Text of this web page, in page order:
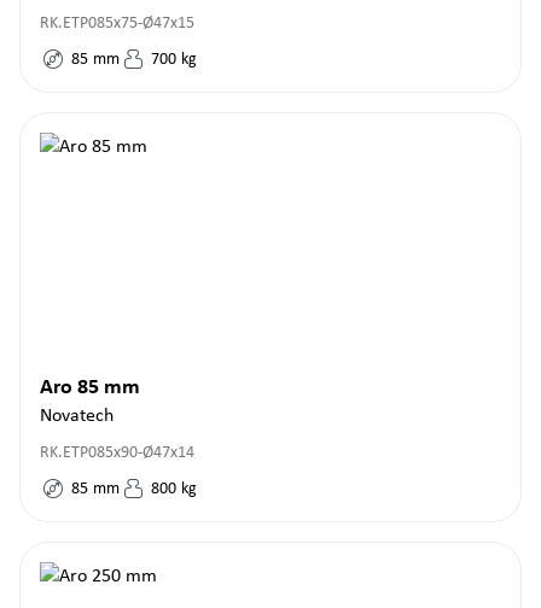
RK.ETP085x75-Ø47x15
85 mm 700 kg
Aro 85 mm
Novatech
RK.ETP085x90-Ø47x14
85 mm 800 kg